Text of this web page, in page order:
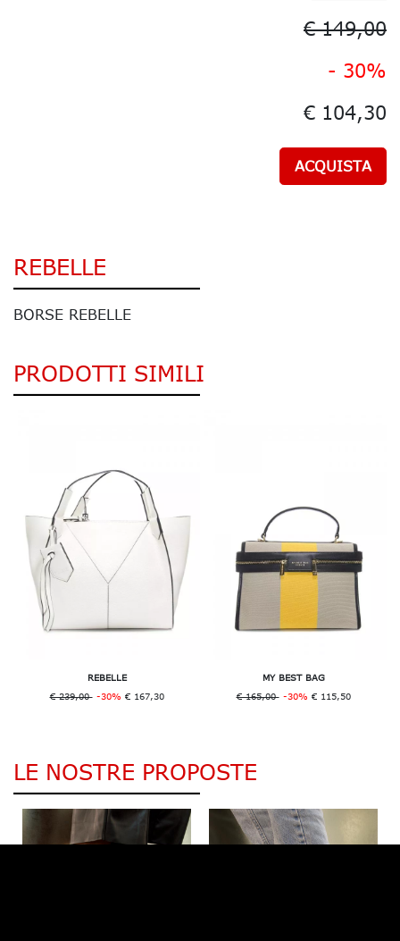
€ 149,00
- 30%
€ 104,30
ACQUISTA
REBELLE
BORSE REBELLE
PRODOTTI SIMILI
REBELLE
€ 239,00-30% € 167,30
MY BEST BAG
€ 165,00-30% € 115,50
LE NOSTRE PROPOSTE